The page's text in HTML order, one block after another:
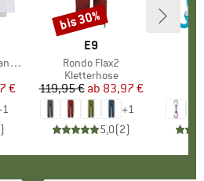
Preis
€
1
)
MARKE
E9
Artikel
Rondo Flax2
Produktgruppe
Kletterhose
Preis
119,95 € reduzierter Preis
ab 83,97 €
+1
5,0(2)
Rabatt
bis 30%